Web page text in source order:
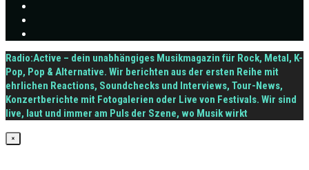
Radio:Active – dein unabhängiges Musikmagazin für Rock, Metal, K-
Pop, Pop & Alternative. Wir berichten aus der ersten Reihe mit
ehrlichen Reactions, Soundchecks und Interviews, Tour-News,
Konzertberichte mit Fotogalerien oder Live von Festivals. Wir sind
live, laut und immer am Puls der Szene, wo Musik wirkt
×